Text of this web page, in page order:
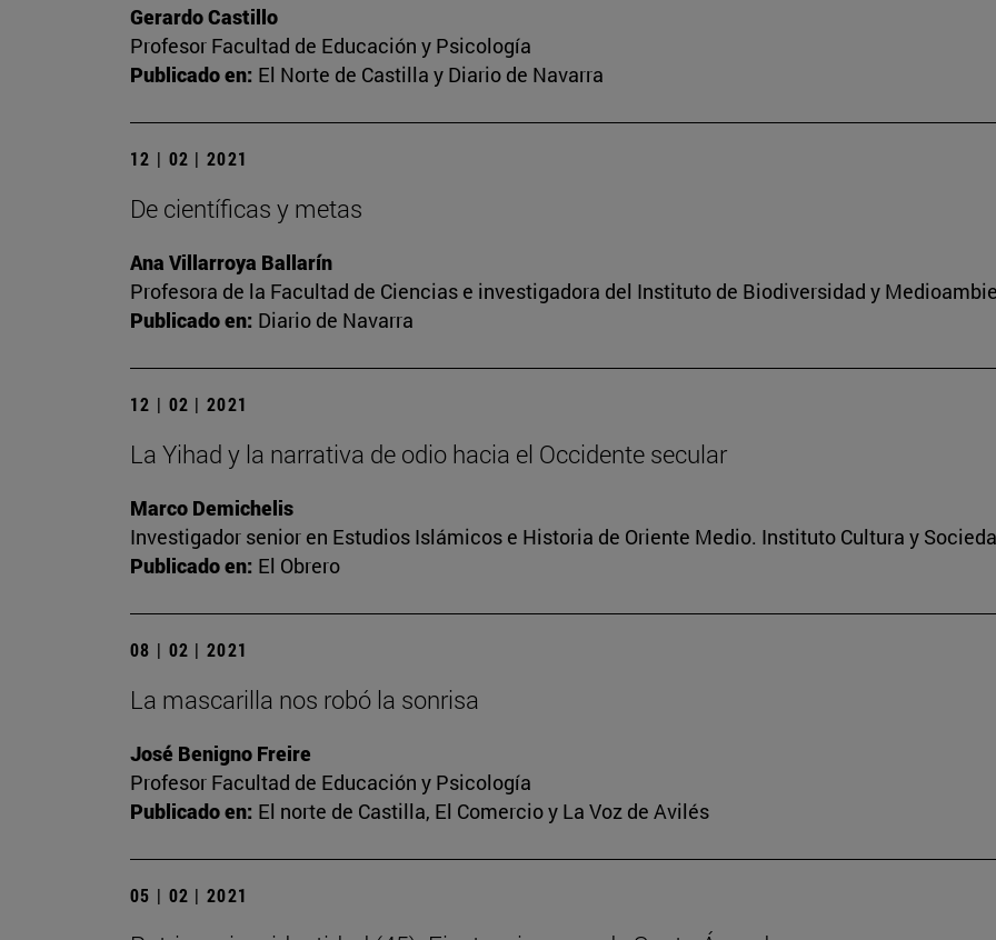
Gerardo Castillo
Profesor Facultad de Educación y Psicología
Publicado en: El Norte de Castilla y Diario de Navarra
12 | 02 | 2021
De científicas y metas
Ana Villarroya Ballarín
Profesora de la Facultad de Ciencias e investigadora del Instituto de Biodiversidad y
Publicado en: Diario de Navarra
12 | 02 | 2021
La Yihad y la narrativa de odio hacia el Occidente secular
Marco Demichelis
Investigador senior en Estudios Islámicos e Historia de Oriente Medio. Instituto Cultura y
Publicado en: El Obrero
08 | 02 | 2021
La mascarilla nos robó la sonrisa
José Benigno Freire
Profesor Facultad de Educación y Psicología
Publicado en: El norte de Castilla, El Comercio y La Voz de Avilés
05 | 02 | 2021